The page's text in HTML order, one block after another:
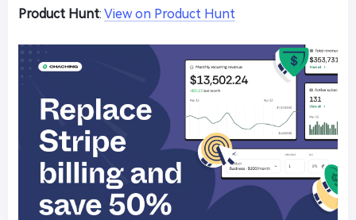
Product Hunt: View on Product Hunt